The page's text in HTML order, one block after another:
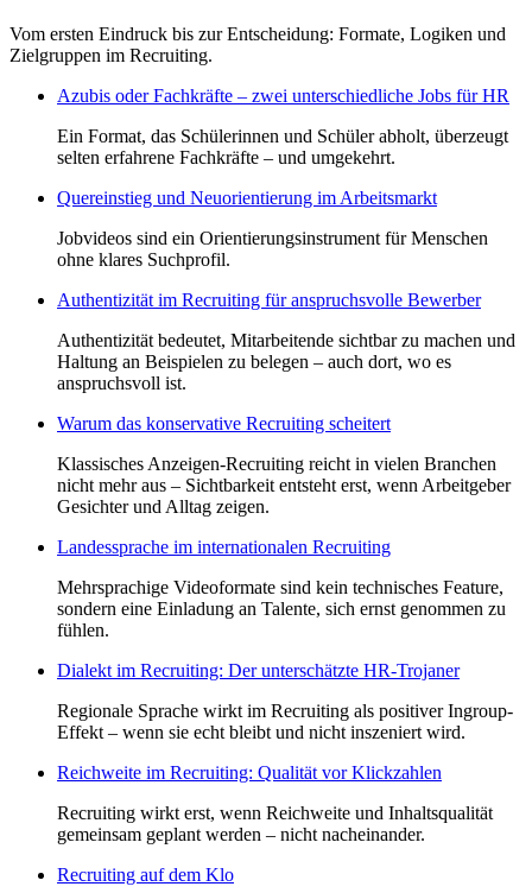
Vom ersten Eindruck bis zur Entscheidung: Formate, Logiken und
Zielgruppen im Recruiting.
Azubis oder Fachkräfte – zwei unterschiedliche Jobs für HR
Ein Format, das Schülerinnen und Schüler abholt, überzeugt
selten erfahrene Fachkräfte – und umgekehrt.
Quereinstieg und Neuorientierung im Arbeitsmarkt
Jobvideos sind ein Orientierungsinstrument für Menschen
ohne klares Suchprofil.
Authentizität im Recruiting für anspruchsvolle Bewerber
Authentizität bedeutet, Mitarbeitende sichtbar zu machen und
Haltung an Beispielen zu belegen – auch dort, wo es
anspruchsvoll ist.
Warum das konservative Recruiting scheitert
Klassisches Anzeigen-Recruiting reicht in vielen Branchen
nicht mehr aus – Sichtbarkeit entsteht erst, wenn Arbeitgeber
Gesichter und Alltag zeigen.
Landessprache im internationalen Recruiting
Mehrsprachige Videoformate sind kein technisches Feature,
sondern eine Einladung an Talente, sich ernst genommen zu
fühlen.
Dialekt im Recruiting: Der unterschätzte HR-Trojaner
Regionale Sprache wirkt im Recruiting als positiver Ingroup-
Effekt – wenn sie echt bleibt und nicht inszeniert wird.
Reichweite im Recruiting: Qualität vor Klickzahlen
Recruiting wirkt erst, wenn Reichweite und Inhaltsqualität
gemeinsam geplant werden – nicht nacheinander.
Recruiting auf dem Klo